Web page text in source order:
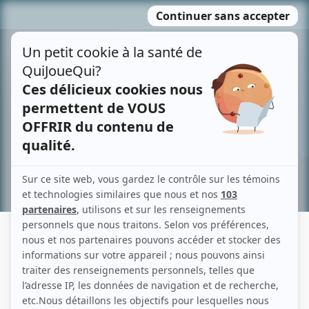
MENU
contenu
Recherche avancée »
YVETTE HARDY
Liens
Fiche de Yvette Hardy sur Showbizz.net